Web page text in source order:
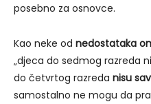
posebno za osnovce.
Kao neke od nedostataka
„djeca do sedmog razreda
do četvrtog razreda nisu
samostalno ne mogu da